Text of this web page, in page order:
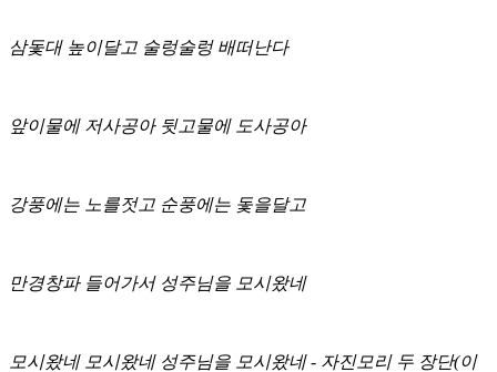
삼돛대 높이달고 술렁술렁 배떠난다
앞이물에 저사공아 뒷고물에 도사공아
강풍에는 노를젓고 순풍에는 돛을달고
만경창파 들어가서 성주님을 모시왔네
모시왔네 모시왔네 성주님을 모시왔네 - 자진모리 두 장단(이